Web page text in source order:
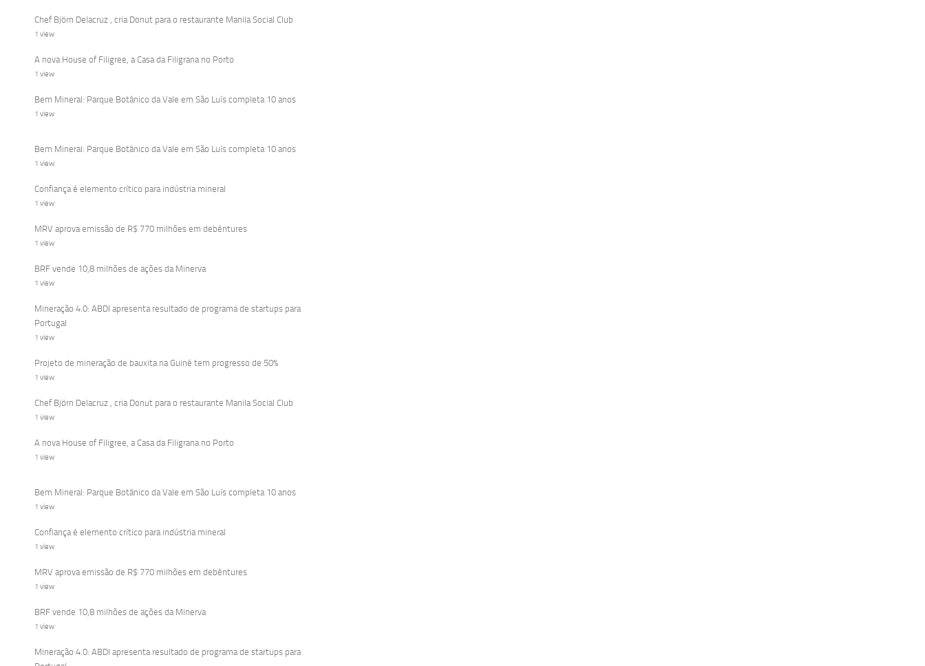
Chef Björn Delacruz , cria Donut para o restaurante Manila Social Club
1 view
A nova House of Filigree, a Casa da Filigrana no Porto
1 view
Bem Mineral: Parque Botânico da Vale em São Luís completa 10 anos
1 view
Bem Mineral: Parque Botânico da Vale em São Luís completa 10 anos
1 view
Confiança é elemento crítico para indústria mineral
1 view
MRV aprova emissão de R$ 770 milhões em debêntures
1 view
BRF vende 10,8 milhões de ações da Minerva
1 view
Mineração 4.0: ABDI apresenta resultado de programa de startups para
Portugal
1 view
Projeto de mineração de bauxita na Guiné tem progresso de 50%
1 view
Chef Björn Delacruz , cria Donut para o restaurante Manila Social Club
1 view
A nova House of Filigree, a Casa da Filigrana no Porto
1 view
Bem Mineral: Parque Botânico da Vale em São Luís completa 10 anos
1 view
Confiança é elemento crítico para indústria mineral
1 view
MRV aprova emissão de R$ 770 milhões em debêntures
1 view
BRF vende 10,8 milhões de ações da Minerva
1 view
Mineração 4.0: ABDI apresenta resultado de programa de startups para